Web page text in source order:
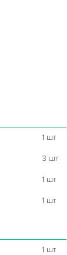
1 шт
3 шт
1 шт
1 шт
1 шт